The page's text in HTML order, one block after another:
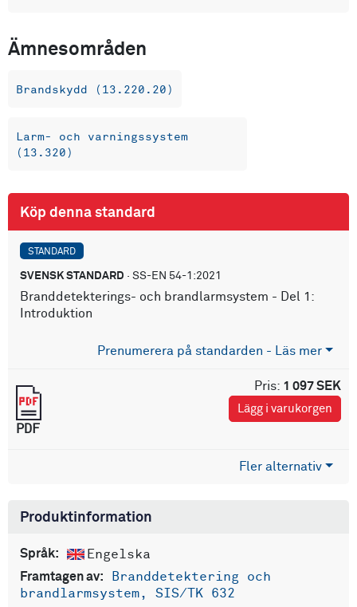
Ämnesområden
Brandskydd (13.220.20)
Larm- och varningssystem
(13.320)
Köp denna standard
STANDARD
SVENSK STANDARD · SS-EN 54-1:2021
Branddetekterings- och brandlarmsystem - Del 1:
Introduktion
Prenumerera på standarden - Läs mer
Pris: 1 097 SEK
PDF
Lägg i varukorgen
Fler alternativ
Produktinformation
Språk: Engelska
Framtagen av:
Branddetektering och
brandlarmsystem, SIS/TK 632